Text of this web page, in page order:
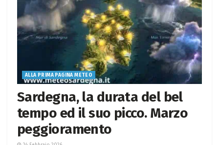
ALLA PRIMA PAGINA METEO
Sardegna, la durata del bel
tempo ed il suo picco. Marzo
peggioramento